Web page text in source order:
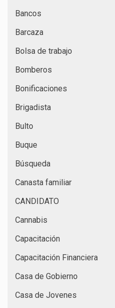
Bancos
Barcaza
Bolsa de trabajo
Bomberos
Bonificaciones
Brigadista
Bulto
Buque
Búsqueda
Canasta familiar
CANDIDATO
Cannabis
Capacitación
Capacitación Financiera
Casa de Gobierno
Casa de Jovenes